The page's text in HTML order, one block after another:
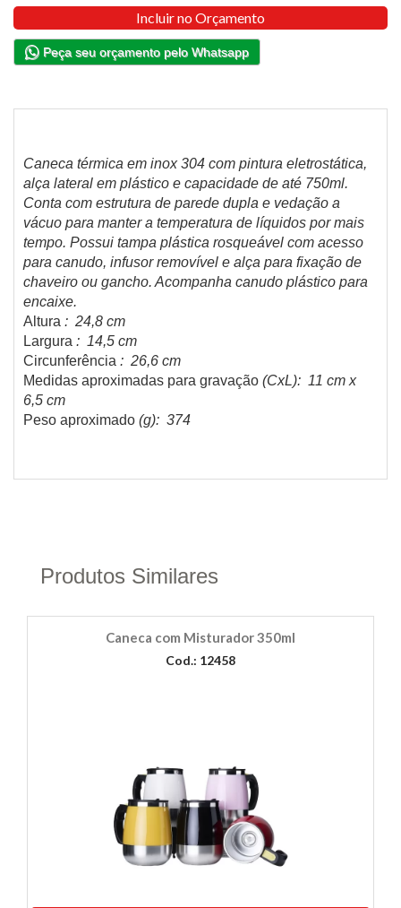
Incluir no Orçamento
Peça seu orçamento pelo Whatsapp
Caneca térmica em inox 304 com pintura eletrostática,
alça lateral em plástico e capacidade de até 750ml.
Conta com estrutura de parede dupla e vedação a
vácuo para manter a temperatura de líquidos por mais
tempo. Possui tampa plástica rosqueável com acesso
para canudo, infusor removível e alça para fixação de
chaveiro ou gancho. Acompanha canudo plástico para
encaixe.
Altura : 24,8 cm
Largura : 14,5 cm
Circunferência : 26,6 cm
Medidas aproximadas para gravação (CxL): 11 cm x
6,5 cm
Peso aproximado (g): 374
Produtos Similares
Caneca com Misturador 350ml
Cod.: 12458